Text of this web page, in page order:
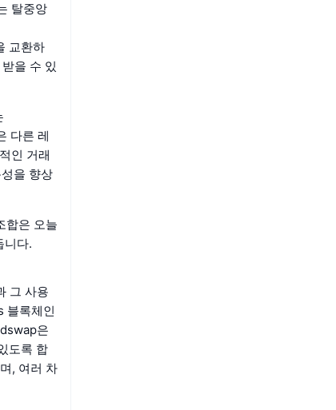
탈중앙
교환하
을 수 있
다른 레
인 거래
을 향상
합은 오늘
니다.
그 사용
블록체인
은
도록 합
, 여러 차